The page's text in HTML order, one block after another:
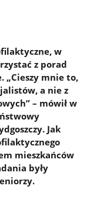
w
z porad
„Cieszy mnie to,
a nie z
– mówił w
Jak
mieszkańców
były